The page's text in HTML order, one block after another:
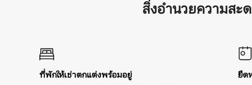
สิ่งอำนวยความสะ
ที่พักให้เช่าตกแต่งพร้อมอยู่
ยืด